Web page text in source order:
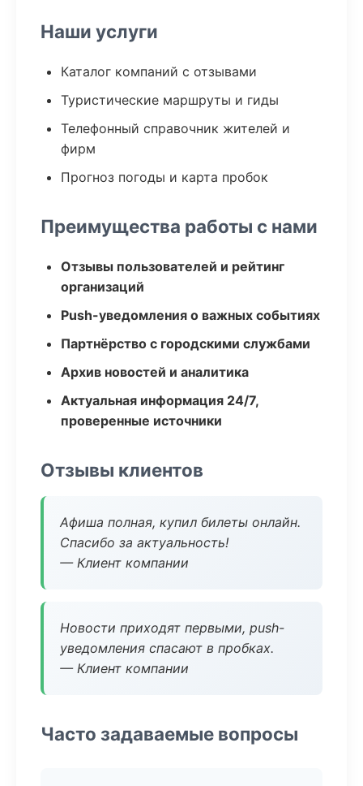
Наши услуги
Каталог компаний с отзывами
Туристические маршруты и гиды
Телефонный справочник жителей и
фирм
Прогноз погоды и карта пробок
Преимущества работы с нами
Отзывы пользователей и рейтинг
организаций
Push-уведомления о важных событиях
Партнёрство с городскими службами
Архив новостей и аналитика
Актуальная информация 24/7,
проверенные источники
Отзывы клиентов
Афиша полная, купил билеты онлайн.
Спасибо за актуальность!
— Клиент компании
Новости приходят первыми, push-
уведомления спасают в пробках.
— Клиент компании
Часто задаваемые вопросы